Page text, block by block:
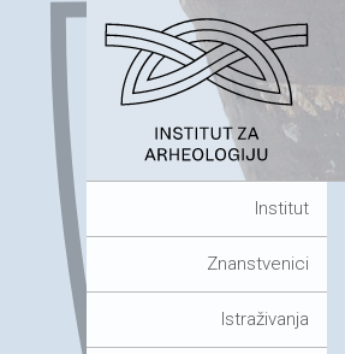
Institut
Znanstvenici
Istraživanja